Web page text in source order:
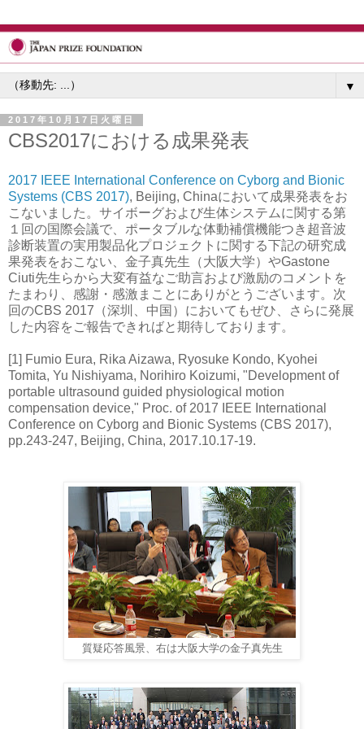
▼
2017年10月17日火曜日
CBS2017における成果発表
2017 IEEE International Conference on Cyborg and Bionic
Systems (CBS 2017), Beijing, Chinaにおいて成果発表をお
こないました。サイボーグおよび生体システムに関する第
１回の国際会議で、ポータブルな体動補償機能つき超音波
診断装置の実用製品化プロジェクトに関する下記の研究成
果発表をおこない、金子真先生（大阪大学）やGastone
Ciuti先生らから大変有益なご助言および激励のコメントを
たまわり、感謝・感激まことにありがとうございます。次
回のCBS 2017（深圳、中国）においてもぜひ、さらに発展
した内容をご報告できればと期待しております。
[1] Fumio Eura, Rika Aizawa, Ryosuke Kondo, Kyohei
Tomita, Yu Nishiyama, Norihiro Koizumi, "Development of
portable ultrasound guided physiological motion
compensation device," Proc. of 2017 IEEE International
Conference on Cyborg and Bionic Systems (CBS 2017),
pp.243-247, Beijing, China, 2017.10.17-19.
質疑応答風景、右は大阪大学の金子真先生